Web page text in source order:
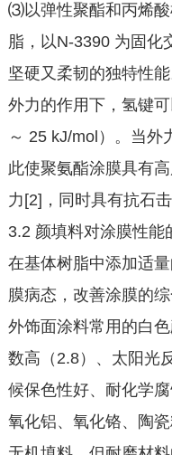
⑶以弹性聚酯和丙烯
脂，以N-3390 为固化
坚硬又柔韧的独特性
外力的作用下，氢键
～ 25 kJ/mol）。当外
此使聚氨酯涂膜具有
力[2]，同时具有抗石
3.2 颜填料对涂膜性能
在基体树脂中添加适
膜病态，改善涂膜的
外饰面涂料常用的白
数高（2.8）、太阳光
候保色性好、耐化学
氧化铝、氧化铬、陶